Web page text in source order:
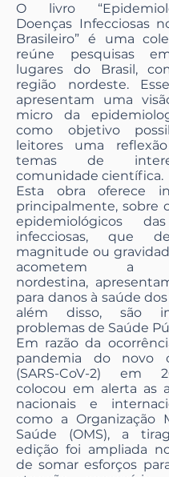
O livro
Doenças Infecciosas
Brasileiro” é uma
reúne pesquisas
lugares do Brasil,
região nordeste.
apresentam uma
micro da
como objetivo
leitores uma
temas de
comunidade científica.
Esta obra oferece
principalmente, sobre
epidemiológicos
infecciosas, que
magnitude ou
acometem a
nordestina,
para danos à saúde
além disso, são
problemas de Saúde
Em razão da
pandemia do novo
(SARS-CoV-2) em
colocou em alerta as
nacionais e
como a Organização
Saúde (OMS), a
edição foi ampliada
de somar esforços